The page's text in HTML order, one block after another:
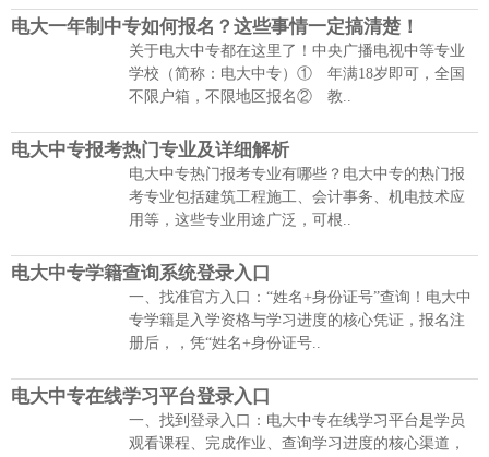
电大一年制中专如何报名？这些事情一定搞清楚！
关于电大中专都在这里了！中央广播电视中等专业
学校（简称：电大中专）① 年满18岁即可，全国
不限户箱，不限地区报名② 教..
电大中专报考热门专业及详细解析
电大中专热门报考专业有哪些？电大中专的热门报
考专业包括建筑工程施工、会计事务、机电技术应
用等，这些专业用途广泛，可根..
电大中专学籍查询系统登录入口
一、找准官方入口：“姓名+身份证号”查询！电大中
专学籍是入学资格与学习进度的核心凭证，报名注
册后，，凭“姓名+身份证号..
电大中专在线学习平台登录入口
一、找到登录入口：电大中专在线学习平台是学员
观看课程、完成作业、查询学习进度的核心渠道，